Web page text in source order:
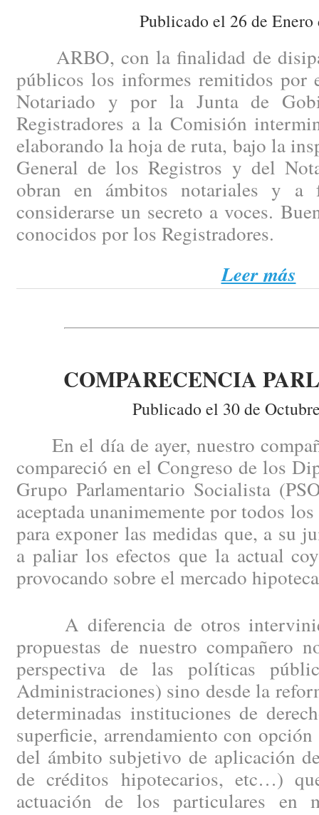
Publicado el 26 de Enero
ARBO, con la finalidad de
públicos los informes remitidos por
Notariado y por la Junta de
Registradores a la Comisión
elaborando la hoja de ruta, bajo la
General de los Registros y del
obran en ámbitos notariales y a
considerarse un secreto a voces.
conocidos por los Registradores.
Leer más
COMPARECENCIA
Publicado el 30 de
En el día de ayer, nuestro
compareció en el Congreso de los
Grupo Parlamentario Socialista
aceptada unanimemente por todos
para exponer las medidas que, a su
a paliar los efectos que la actual
provocando sobre el mercado
A diferencia de otros
propuestas de nuestro compañero
perspectiva de las políticas
Administraciones) sino desde la
determinadas instituciones de
superficie, arrendamiento con
del ámbito subjetivo de aplicación
de créditos hipotecarios, etc…)
actuación de los particulares en